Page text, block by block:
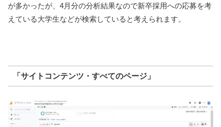
が多かったが、4月分の分析結果なので新卒採用への応募を考
えている大学生などが検索していると考えられます。
「サイトコンテンツ・すべてのページ」